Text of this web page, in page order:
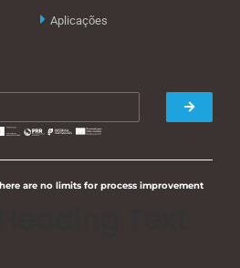
Aplicações
are no limits for process improvement